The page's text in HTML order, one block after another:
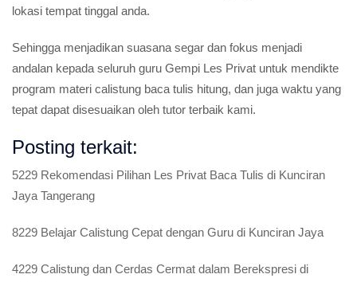
lokasi tempat tinggal anda.
Sehingga menjadikan suasana segar dan fokus menjadi
andalan kepada seluruh guru Gempi Les Privat untuk mendikte
program materi calistung baca tulis hitung, dan juga waktu yang
tepat dapat disesuaikan oleh tutor terbaik kami.
Posting terkait:
5229 Rekomendasi Pilihan Les Privat Baca Tulis di Kunciran
Jaya Tangerang
8229 Belajar Calistung Cepat dengan Guru di Kunciran Jaya
4229 Calistung dan Cerdas Cermat dalam Berekspresi di